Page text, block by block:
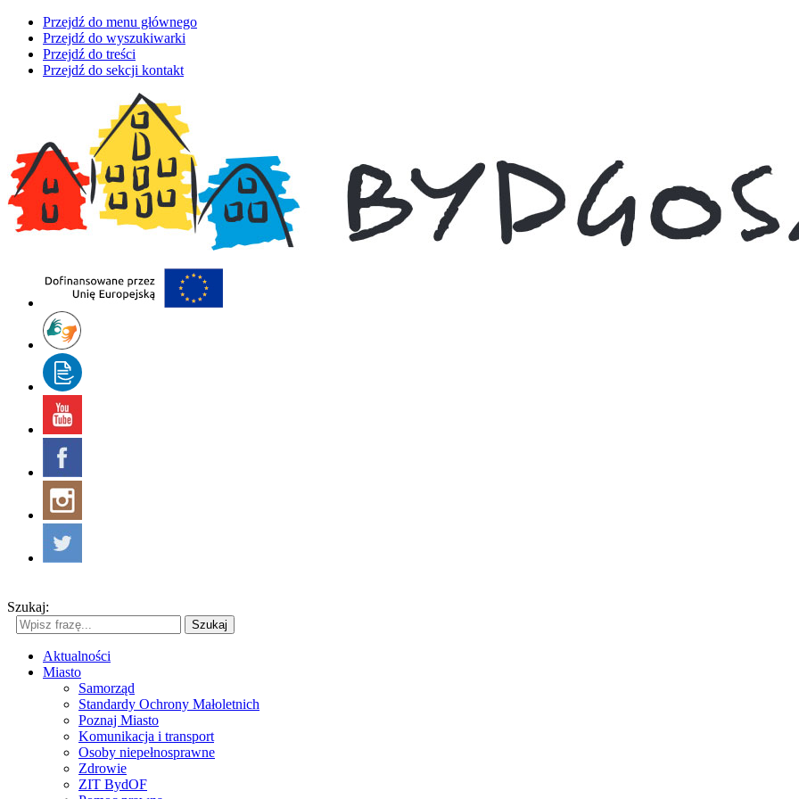
Przejdź do menu głównego
Przejdź do wyszukiwarki
Przejdź do treści
Przejdź do sekcji kontakt
Szukaj:
Szukaj
Aktualności
Miasto
Samorząd
Standardy Ochrony Małoletnich
Poznaj Miasto
Komunikacja i transport
Osoby niepełnosprawne
Zdrowie
ZIT BydOF